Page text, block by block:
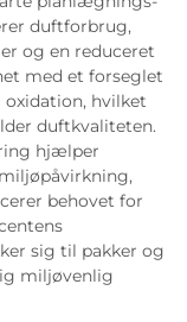
duftforbrug,
og en reduceret
med et forseglet
hvilket
duftkvaliteten.
hjælper
behovet for
sig til pakker og
miljøvenlig